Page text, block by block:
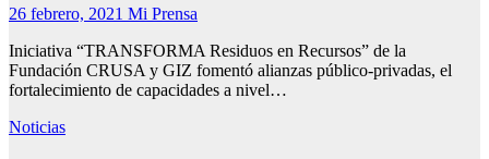
26 febrero, 2021 Mi Prensa
Iniciativa “TRANSFORMA Residuos en Recursos” de la
Fundación CRUSA y GIZ fomentó alianzas público-privadas, el
fortalecimiento de capacidades a nivel…
Noticias